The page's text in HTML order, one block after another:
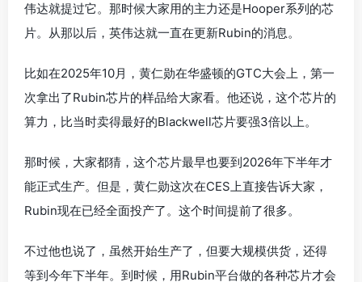
伟达就提过它。那时候大家用的主力还是Hooper系列的芯
片。从那以后，英伟达就一直在更新Rubin的消息。
比如在2025年10月，黄仁勋在华盛顿的GTC大会上，第一
次拿出了Rubin芯片的样品给大家看。他还说，这个芯片的
算力，比当时卖得最好的Blackwell芯片要强3倍以上。
那时候，大家都猜，这个芯片最早也要到2026年下半年才
能正式生产。但是，黄仁勋这次在CES上直接告诉大家，
Rubin现在已经全面投产了。这个时间提前了很多。
不过他也说了，虽然开始生产了，但要大规模供货，还得
等到今年下半年。到时候，用Rubin平台做的各种芯片才会